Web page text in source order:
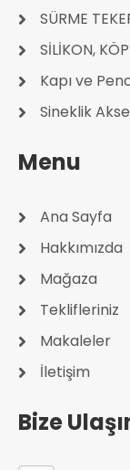
SÜRME
SİLİKON,
Kapı ve
Sineklik
Menu
Ana Sayfa
Hakkımızda
Mağaza
Teklifleriniz
Makaleler
İletişim
Bize